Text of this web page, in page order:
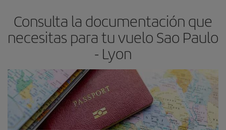
Consulta la documentación que
necesitas para tu vuelo Sao Paulo
- Lyon